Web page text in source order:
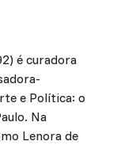
é curadora
e Política: o
Na
Lenora de